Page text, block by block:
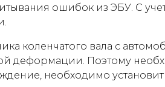
ошибок из ЭБУ. С
коленчатого вала с
деформации. Поэтому
необходимо